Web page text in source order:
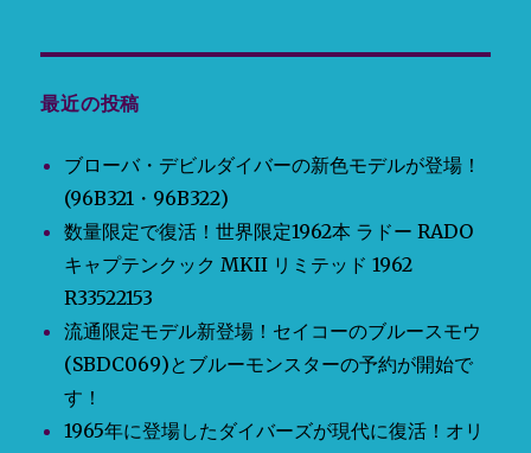
象:
最近の投稿
ブローバ・デビルダイバーの新色モデルが登場！
(96B321・96B322)
数量限定で復活！世界限定1962本 ラドー RADO
キャプテンクック MKII リミテッド 1962
R33522153
流通限定モデル新登場！セイコーのブルースモウ
(SBDC069)とブルーモンスターの予約が開始で
す！
1965年に登場したダイバーズが現代に復活！オリ